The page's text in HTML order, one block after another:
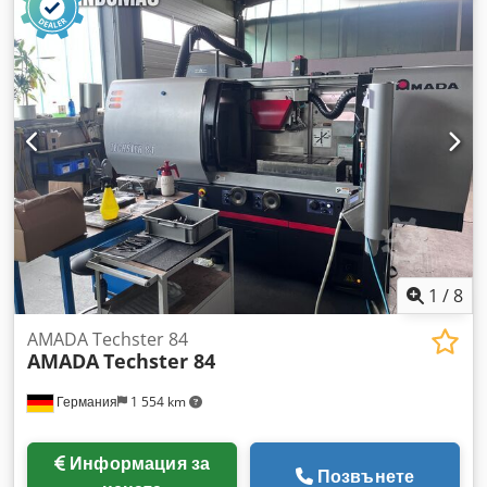
1 /8
Германия 1 554 km
AMADA Techster 84
AMADATechster 84
Информация за
Позвънете